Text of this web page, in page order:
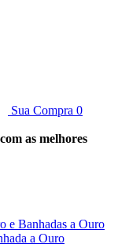
Sua Compra 0
as melhores
e Banhadas a Ouro
a Ouro